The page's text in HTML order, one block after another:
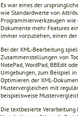
Es war eines der
wie Standardwerte von
Programmierwerkzeugen
Dokumente mehr Features
immer vorzuziehen, einen
Bei der XML-Bearbeitung
Zusammenstellungen von
NotePad, WordPad, BBEdit
Umgebungen, zum Beispiel in
Optimieren der XML-
Mustervergleichen mit
beispielsweise
Die textbasierte